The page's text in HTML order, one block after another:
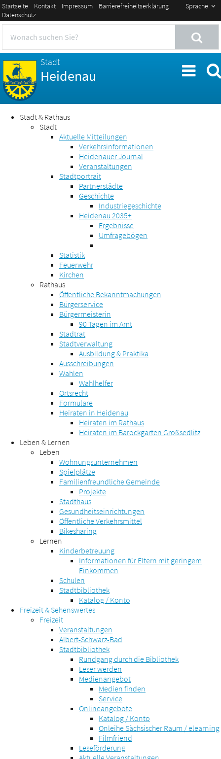
Sprache
Startseite Kontakt Impressum
Barrierefreiheitserklärung
Datenschutz
Stadt
Heidenau
Stadt & Rathaus
Stadt
Aktuelle Mitteilungen
Verkehrsinformationen
Heidenauer Journal
Veranstaltungen
Stadtportrait
Partnerstädte
Geschichte
Industriegeschichte
Heidenau 2035+
Ergebnisse
Umfragebögen
Statistik
Feuerwehr
Kirchen
Rathaus
Öffentliche Bekanntmachungen
Bürgerservice
Bürgermeisterin
90 Tagen im Amt
Stadtrat
Stadtverwaltung
Ausbildung & Praktika
Ausschreibungen
Wahlen
Wahlhelfer
Ortsrecht
Formulare
Heiraten in Heidenau
Heiraten im Rathaus
Heiraten im Barockgarten Großsedlitz
Leben & Lernen
Leben
Wohnungsunternehmen
Spielplätze
Familienfreundliche Gemeinde
Projekte
Stadthaus
Gesundheitseinrichtungen
Öffentliche Verkehrsmittel
Bikesharing
Lernen
Kinderbetreuung
Informationen für Eltern mit geringem
Einkommen
Schulen
Stadtbibliothek
Katalog / Konto
Freizeit & Sehenswertes
Freizeit
Veranstaltungen
Albert-Schwarz-Bad
Stadtbibliothek
Rundgang durch die Bibliothek
Leser werden
Medienangebot
Medien finden
Service
Onlineangebote
Katalog / Konto
Onleihe Sächsischer Raum / elearning
Filmfriend
Leseförderung